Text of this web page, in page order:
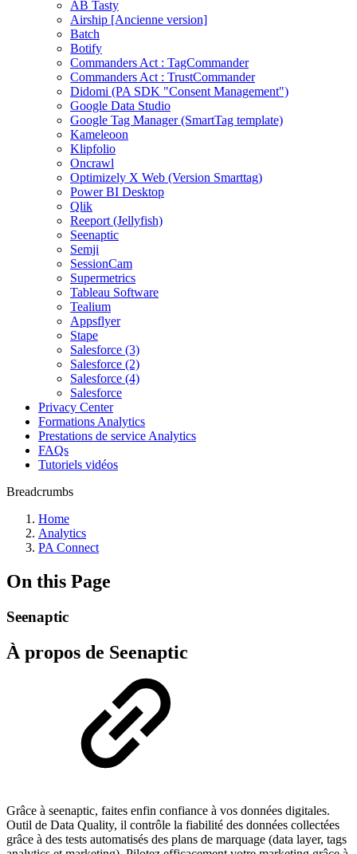
AB Tasty
Airship [Ancienne version]
Batch
Botify
Commanders Act : TagCommander
Commanders Act : TrustCommander
Didomi (PA SDK "Consent Management")
Google Data Studio
Google Tag Manager (SmartTag template)
Kameleoon
Klipfolio
Oncrawl
Optimizely X Web (Version Smarttag)
Power BI Desktop
Qlik
Reeport (Jellyfish)
Seenaptic
Semji
SessionCam
Supermetrics
Tableau Software
Tealium
Appsflyer
Stape
Salesforce (3)
Salesforce (2)
Salesforce (4)
Salesforce
Privacy Center
Formations Analytics
Prestations de service Analytics
FAQs
Tutoriels vidéos
Breadcrumbs
Home
Analytics
PA Connect
On this Page
Seenaptic
À propos de Seenaptic
Grâce à seenaptic, faites enfin confiance à vos données digitales.
Outil de Data Quality, il contrôle la fiabilité des données collectées
grâce à des tests automatisés des plans de marquage (data layer, tags